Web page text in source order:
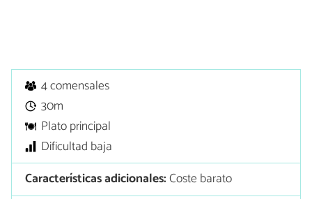
4 comensales
30m
Plato principal
Dificultad baja
Características adicionales:Coste barato